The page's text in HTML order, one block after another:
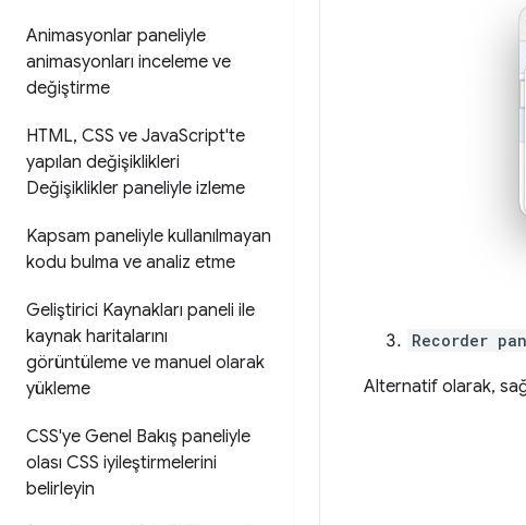
Animasyonlar paneliyle
animasyonları inceleme ve
değiştirme
HTML, CSS ve JavaScript'te
yapılan değişiklikleri
Değişiklikler paneliyle izleme
Kapsam paneliyle kullanılmayan
kodu bulma ve analiz etme
Geliştirici Kaynakları paneli ile
kaynak haritalarını
görüntüleme ve manuel olarak
yükleme
CSS'ye Genel Bakış paneliyle
olası CSS iyileştirmelerini
belirleyin
Recorder
Alternatif olarak,